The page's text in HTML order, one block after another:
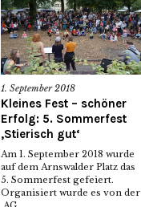
1. September 2018
Kleines Fest – schöner
Erfolg: 5. Sommerfest
‚Stierisch gut‘
Am 1. September 2018 wurde
auf dem Arnswalder Platz das
5. Sommerfest gefeiert.
Organisiert wurde es von der